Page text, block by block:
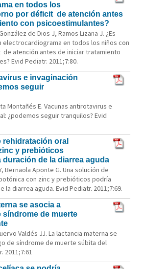
en todos los
por déficit de atención antes
con psicoestimulantes?
de Dios J, Ramos Lizana J. ¿Es
electrocardiograma en todos los niños con
atención antes de iniciar tratamiento
Evid Pediatr. 2011;7:80.
e invaginación
seguir
Montañés E. Vacunas antirotavirus e
¿podemos seguir tranquilos? Evid
oral
y prebióticos
duración de la diarrea aguda
Bernaola Aponte G. Una solución de
con zinc y prebióticos podría
la diarrea aguda. Evid Pediatr. 2011;7:69.
se asocia a
síndrome de muerte
Valdés JJ. La lactancia materna se
de síndrome de muerte súbita del
2011;7:61